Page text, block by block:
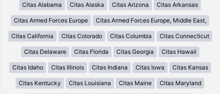
Citas Alabama Citas Alaska Citas Arizona Citas Arkansas
Citas Armed Forces Europe Citas Armed Forces Europe, Middle East,
Citas California Citas Colorado Citas Columbia Citas Connecticut
Citas Delaware Citas Florida Citas Georgia Citas Hawaii
Citas Idaho Citas Illinois Citas Indiana Citas Iowa Citas Kansas
Citas Kentucky Citas Louisiana Citas Maine Citas Maryland